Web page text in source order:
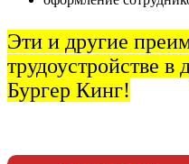
Эти и другие
трудоустройстве
Бургер Кинг!